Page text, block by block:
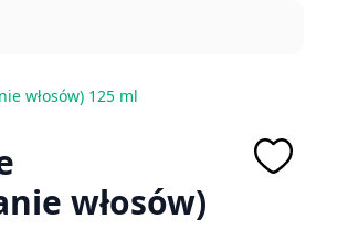
włosów) 125 ml
włosów)